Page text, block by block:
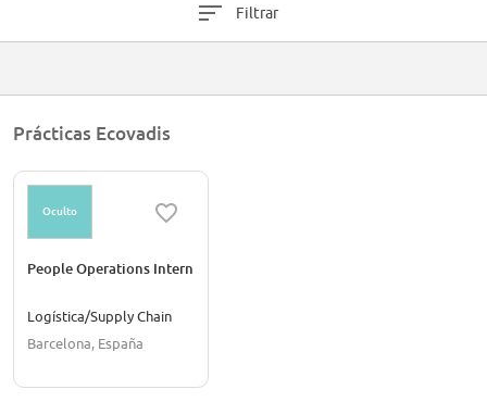
improve sustainability performance in order to protect their brands,
from 50+ nationalities, based in our worldwide offices - Paris, Mauritius,
Tokyo.
Filtrar
Prácticas Ecovadis
Oculto
People Operations Intern
Logística/Supply Chain
Barcelona, España